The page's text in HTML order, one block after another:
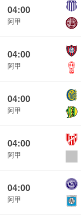
04:00
阿甲
04:00
阿甲
04:00
阿甲
04:00
阿甲
04:00
阿甲